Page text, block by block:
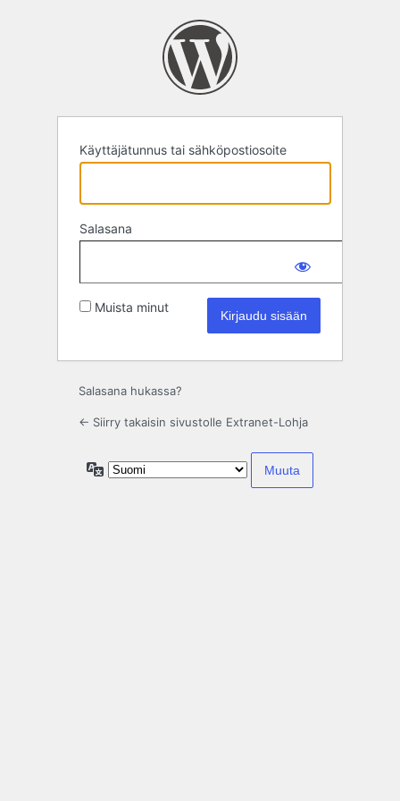
Käyttäjätunnus tai sähköpostiosoite
Salasana
Muista minut
Salasana hukassa?
← Siirry takaisin sivustolle Extranet-Lohja
Kieli